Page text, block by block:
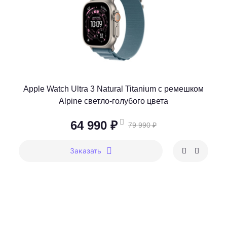
Apple Watch Ultra 3 Natural Titanium c ремешком
Alpine светло-голубого цвета
64 990 ₽ 79 990 ₽
Заказать